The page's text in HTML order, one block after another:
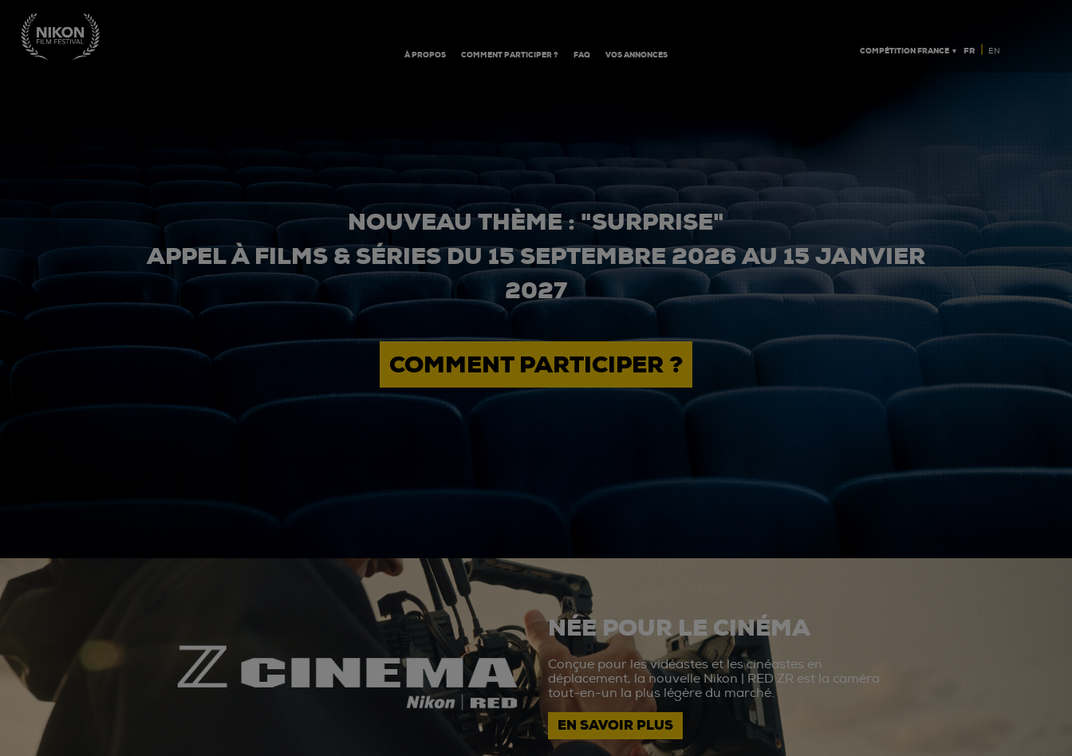
À PROPOS COMMENT PARTICIPER ? FAQ VOS ANNONCES COMPÉTITION FRANCE ▼ FR | EN
NOUVEAU THÈME : "SURPRISE"
APPEL À FILMS & SÉRIES DU 15 SEPTEMBRE 2026 AU 15 JANVIER
2027
COMMENT PARTICIPER ?
NÉE POUR LE CINÉMA
Conçue pour les vidéastes et les cinéastes en
déplacement, la nouvelle Nikon | RED ZR est la caméra
tout-en-un la plus légère du marché.
EN SAVOIR PLUS